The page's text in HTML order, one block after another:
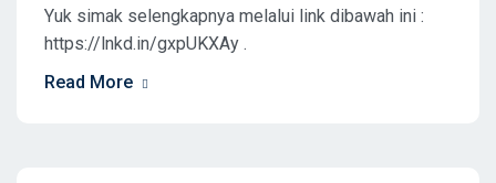
Yuk simak selengkapnya melalui link dibawah ini :
https://lnkd.in/gxpUKXAy .
Read More